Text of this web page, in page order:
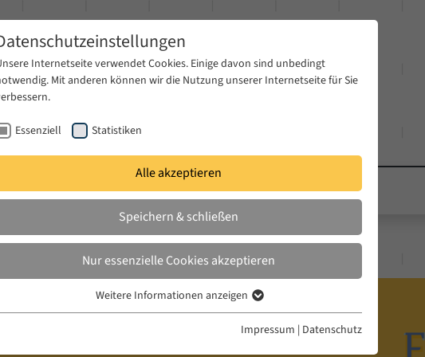
Publikationen Projekte News & Presse
Internetseite verwendet Cookies. Einige davon sind unbedingt
Mit anderen können wir die Nutzung unserer Internetseite für Sie
Essenziell Statistiken
Alle akzeptieren
Speichern & schließen
Nur essenzielle Cookies akzeptieren
Essenzielle Cookies werden für grundlegende Funktionen der Webseite
Weitere Informationen anzeigen
Impressum | Datenschutz